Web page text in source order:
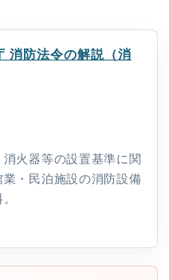
消防法令の解説（消
火器等の設置基準に関
・民泊施設の消防設備